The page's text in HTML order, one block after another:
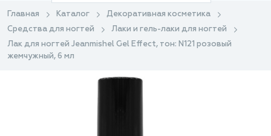
Главная Каталог
Декоративная косметика
Средства для ногтей
Лаки и гель-лаки для ногтей
Лак для ногтей Jeanmishel Gel Effect, тон: N121 розовый
жемчужный, 6 мл